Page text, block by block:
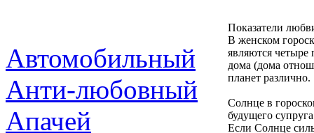
Автомобильный
Анти-любовный
Апачей
Показатели
В женском
являются
дома (дома
планет различно.
Солнце в
будущего
Если Солнце